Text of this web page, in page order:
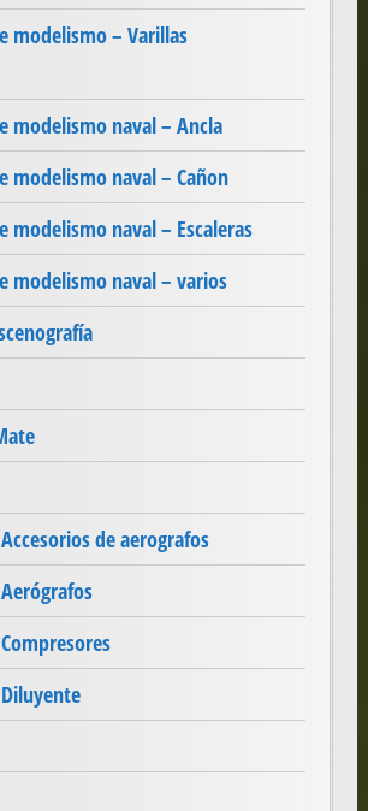
modelismo – Varillas
modelismo naval – Ancla
modelismo naval – Cañon
modelismo naval – Escaleras
modelismo naval – varios
de aerografos